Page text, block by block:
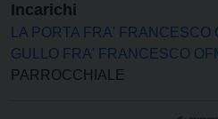
Incarichi
LA PORTA FRA' FRANCESCO
GULLO FRA' FRANCESCO
PARROCCHIALE